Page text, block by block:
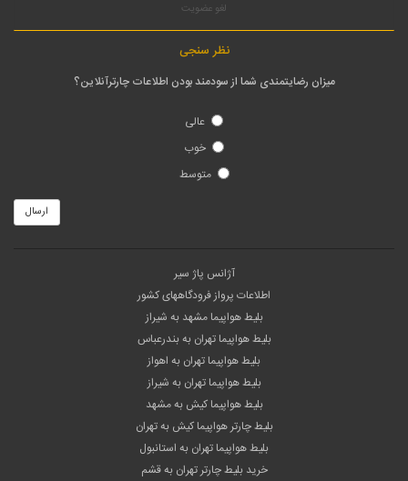
لغو عضویت
نظر سنجی
میزان رضایتمندی شما از سودمند بودن اطلاعات چارترآنلاین؟
عالی
خوب
متوسط
ارسال
آژانس پاژ سیر
اطلاعات پرواز فرودگاههای کشور
بلیط هواپیما مشهد به شیراز
بلیط هواپیما تهران به بندرعباس
بلیط هواپیما تهران به اهواز
بلیط هواپیما تهران به شیراز
بلیط هواپیما کیش به مشهد
بلیط چارتر هواپیما کیش به تهران
بلیط هواپیما تهران به استانبول
خرید بلیط چارتر تهران به قشم